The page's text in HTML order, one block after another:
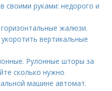
своими руками: недорого и
жалюзи.
вертикальные
Рулонные шторы за
сколько нужно
машине автомат.